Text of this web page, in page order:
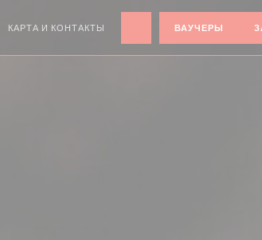
((ОТКРЫВАЕТСЯ В
КАРТА И КОНТАКТЫ ВАУЧЕРЫ